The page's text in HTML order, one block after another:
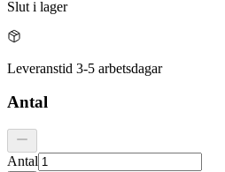
Slut i lager
Leveranstid 3-5 arbetsdagar
Antal
Antal